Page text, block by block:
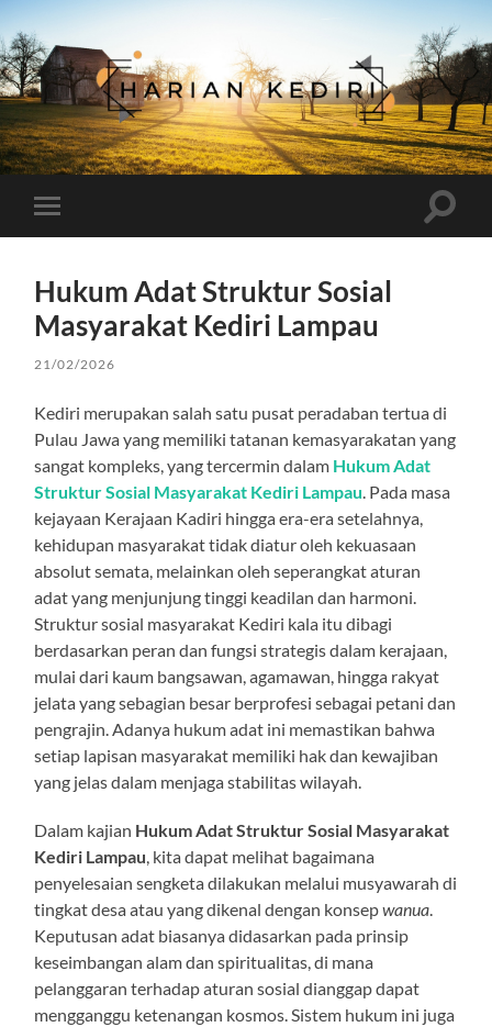
Harian
Kediri
mobile
Toggle
Hukum Adat Struktur Sosial
Masyarakat Kediri Lampau
21/02/2026
Kediri merupakan salah satu pusat peradaban tertua di
Pulau Jawa yang memiliki tatanan kemasyarakatan yang
sangat kompleks, yang tercermin dalam Hukum Adat
Struktur Sosial Masyarakat Kediri Lampau. Pada masa
kejayaan Kerajaan Kadiri hingga era-era setelahnya,
kehidupan masyarakat tidak diatur oleh kekuasaan
absolut semata, melainkan oleh seperangkat aturan
adat yang menjunjung tinggi keadilan dan harmoni.
Struktur sosial masyarakat Kediri kala itu dibagi
berdasarkan peran dan fungsi strategis dalam kerajaan,
mulai dari kaum bangsawan, agamawan, hingga rakyat
jelata yang sebagian besar berprofesi sebagai petani dan
pengrajin. Adanya hukum adat ini memastikan bahwa
setiap lapisan masyarakat memiliki hak dan kewajiban
yang jelas dalam menjaga stabilitas wilayah.
Dalam kajian Hukum Adat Struktur Sosial Masyarakat
Kediri Lampau, kita dapat melihat bagaimana
penyelesaian sengketa dilakukan melalui musyawarah di
tingkat desa atau yang dikenal dengan konsepwanua.
Keputusan adat biasanya didasarkan pada prinsip
keseimbangan alam dan spiritualitas, di mana
pelanggaran terhadap aturan sosial dianggap dapat
mengganggu ketenangan kosmos. Sistem hukum ini juga